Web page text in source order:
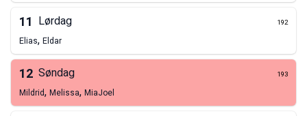
11 Lørdag 192
Elias, Eldar
12 Søndag 193
Mildrid, Melissa, MiaJoel